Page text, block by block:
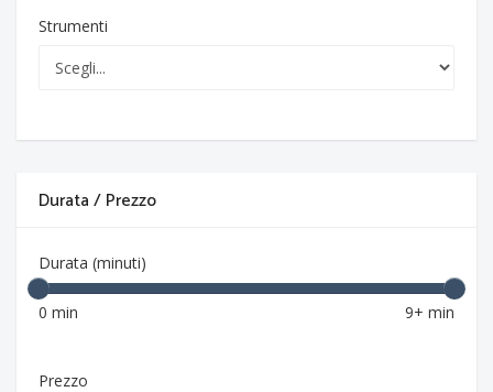
Strumenti
Durata / Prezzo
Durata (minuti)
0 min 9+ min
Prezzo